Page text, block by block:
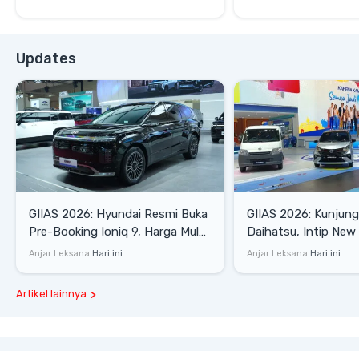
Updates
GIIAS 2026: Hyundai Resmi Buka
Pre-Booking Ioniq 9, Harga Mulai
Rp1,49 Miliar
Anjar Leksana Hari ini
GIIAS 2026:
Daihatsu, Intip New
SE hingga Gran
Anjar Leksana Hari ini
Artikel lainnya